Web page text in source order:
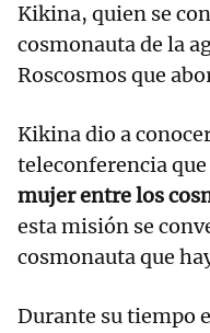
Kikina, quien se
cosmonauta de la
Roscosmos que
Kikina dio a
teleconferencia
mujer entre los
esta misión se
cosmonauta que
Durante su tiempo